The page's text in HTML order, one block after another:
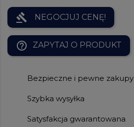
gavel NEGOCJUJ CENĘ!
help_outline ZAPYTAJ O PRODUKT
Bezpieczne i pewne zakupy
Szybka wysyłka
Satysfakcja gwarantowana